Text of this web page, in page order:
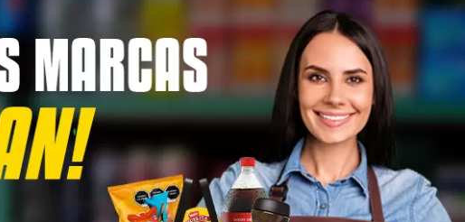
C/10 27 GR
Para poder ver el precio sera necesario que
inicie sesión